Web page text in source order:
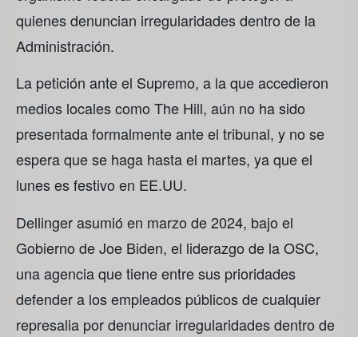
quienes denuncian irregularidades dentro de la
Administración.
La petición ante el Supremo, a la que accedieron
medios locales como The Hill, aún no ha sido
presentada formalmente ante el tribunal, y no se
espera que se haga hasta el martes, ya que el
lunes es festivo en EE.UU.
Dellinger asumió en marzo de 2024, bajo el
Gobierno de Joe Biden, el liderazgo de la OSC,
una agencia que tiene entre sus prioridades
defender a los empleados públicos de cualquier
represalia por denunciar irregularidades dentro de